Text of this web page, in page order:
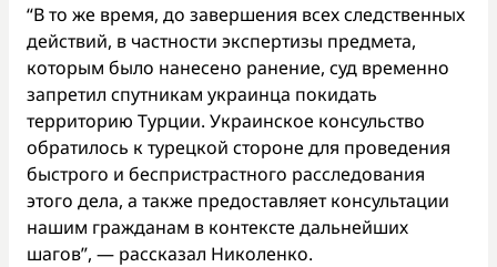
“В то же время, до завершения всех следственных
действий, в частности экспертизы предмета,
которым было нанесено ранение, суд временно
запретил спутникам украинца покидать
территорию Турции. Украинское консульство
обратилось к турецкой стороне для проведения
быстрого и беспристрастного расследования
этого дела, а также предоставляет консультации
нашим гражданам в контексте дальнейших
шагов”, — рассказал Николенко.